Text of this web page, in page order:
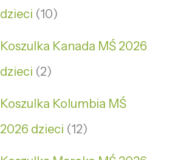
dzieci 10
Koszulka Kanada MŚ 2026
dzieci 2
Koszulka Kolumbia MŚ
2026 dzieci 12